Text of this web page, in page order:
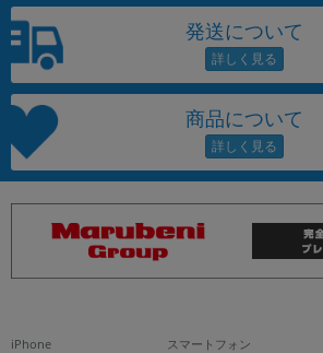
発送について
商品について
iPhone スマートフォン